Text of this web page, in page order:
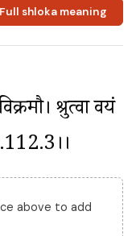
Full shloka meaning
श्रुत्वा वयं
above to add